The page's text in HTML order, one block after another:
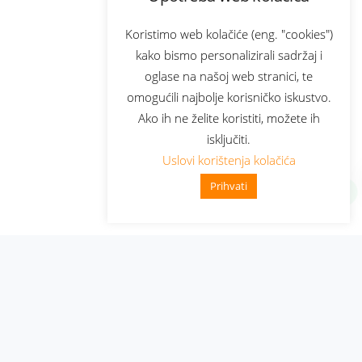
Koristimo web kolačiće (eng. "cookies")
kako bismo personalizirali sadržaj i
oglase na našoj web stranici, te
omogućili najbolje korisničko iskustvo.
Ako ih ne želite koristiti, možete ih
isključiti.
Uslovi korištenja kolačića
Prihvati